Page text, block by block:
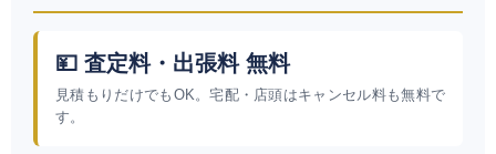
💴 査定料・出張料 無料
見積もりだけでもOK。宅配・店頭はキャンセル料も無料で
す。